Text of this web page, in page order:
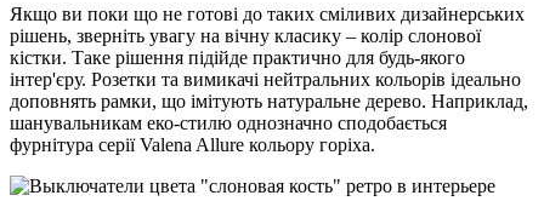
Якщо ви поки що не готові до таких сміливих дизайнерських
рішень, зверніть увагу на вічну класику – колір слонової
кістки. Таке рішення підійде практично для будь-якого
інтер'єру. Розетки та вимикачі нейтральних кольорів ідеально
доповнять рамки, що імітують натуральне дерево. Наприклад,
шанувальникам еко-стилю однозначно сподобається
фурнітура серії Valena Allure кольору горіха.